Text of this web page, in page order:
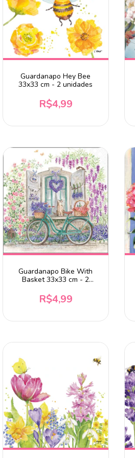
Guardanapo Hey Bee
33x33 cm - 2 unidades
R$4,99
Guardanapo Bike With
Basket 33x33 cm - 2
R$4,99